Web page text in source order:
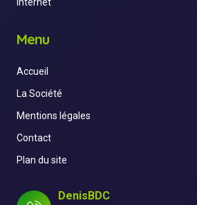
Menu
Accueil
La Société
Mentions légales
Contact
Plan du site
DenisBDC